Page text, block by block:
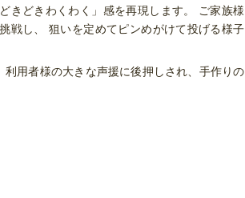
きどきわくわく」感を再現します。 ご家族様
戦し、 狙いを定めてピンめがけて投げる様子
用者様の大きな声援に後押しされ、手作りの